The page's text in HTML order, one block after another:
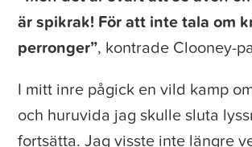
är spikrak! För att inte tala om
perronger”, kontrade Clooney-
I mitt inre pågick en vild kamp
och huruvida jag skulle sluta
fortsätta. Jag visste inte längre